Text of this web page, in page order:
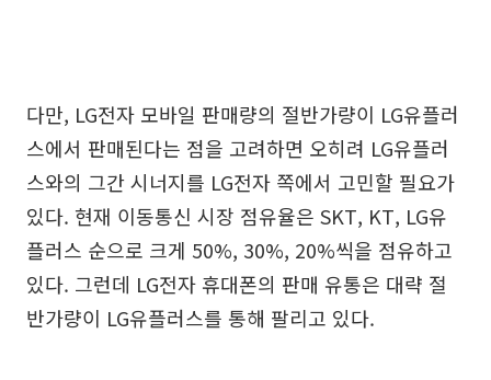
다만, LG전자 모바일 판매량의 절반가량이 LG유플러
스에서 판매된다는 점을 고려하면 오히려 LG유플러
스와의 그간 시너지를 LG전자 쪽에서 고민할 필요가
있다. 현재 이동통신 시장 점유율은 SKT, KT, LG유
플러스 순으로 크게 50%, 30%, 20%씩을 점유하고
있다. 그런데 LG전자 휴대폰의 판매 유통은 대략 절
반가량이 LG유플러스를 통해 팔리고 있다.